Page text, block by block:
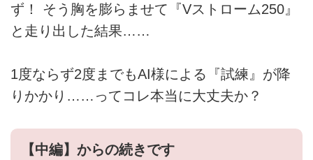
ず！ そう胸を膨らませて『Vストローム250』
と走り出した結果……
1度ならず2度までもAI様による『試練』が降
りかかり……ってコレ本当に大丈夫か？
【中編】からの続きです